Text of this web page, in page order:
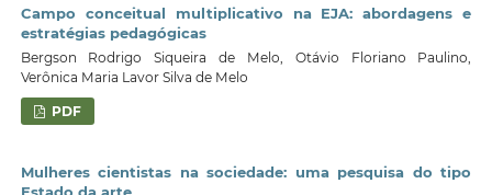
Campo conceitual multiplicativo na EJA: abordagens e
estratégias pedagógicas
Bergson Rodrigo Siqueira de Melo, Otávio Floriano Paulino,
Verônica Maria Lavor Silva de Melo
PDF
Mulheres cientistas na sociedade: uma pesquisa do tipo